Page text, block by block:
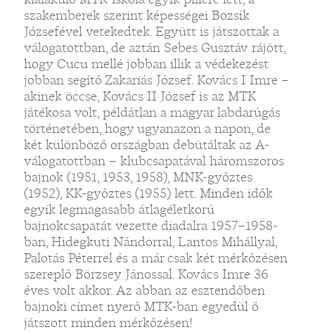
szakemberek szerint képességei Bozsik
Józsefével vetekedtek. Együtt is játszottak a
válogatottban, de aztán Sebes Gusztáv rájött,
hogy Cucu mellé jobban illik a védekezést
jobban segítő Zakariás József. Kovács I Imre –
akinek öccse, Kovács II József is az MTK
játékosa volt, példátlan a magyar labdarúgás
történetében, hogy ugyanazon a napon, de
két különböző országban debütáltak az A-
válogatottban – klubcsapatával háromszoros
bajnok (1951, 1953, 1958), MNK-győztes
(1952), KK-győztes (1955) lett. Minden idők
egyik legmagasabb átlagéletkorú
bajnokcsapatát vezette diadalra 1957–1958-
ban, Hidegkuti Nándorral, Lantos Mihállyal,
Palotás Péterrel és a már csak két mérkőzésen
szereplő Börzsey Jánossal. Kovács Imre 36
éves volt akkor. Az abban az esztendőben
bajnoki címet nyerő MTK-ban egyedül ő
játszott minden mérkőzésen!